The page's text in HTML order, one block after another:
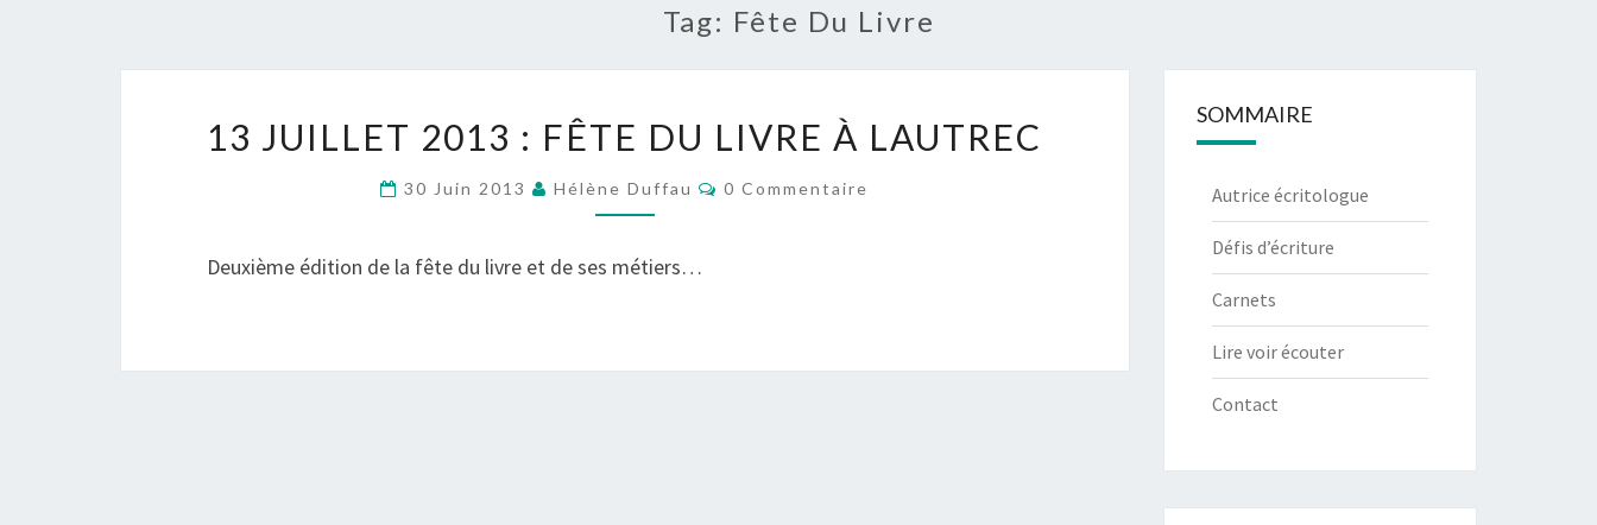
Tag: Fête Du Livre
JUILLET
2013
:
13 JUILLET 2013 : FÊTE DU LIVRE À LAUTREC
30 Juin 2013 Hélène Duffau Commentaires
0 Commentaire
Deuxième édition de la fête du livre et de ses métiers…
SOMMAIRE
Autrice écritologue
Défis d’écriture
Carnets
Lire voir écouter
Contact